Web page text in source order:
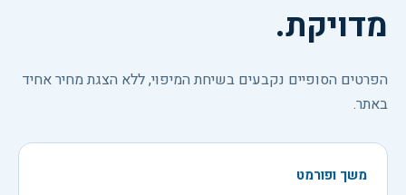
מדויקת.
הפרטים הסופיים נקבעים בשיחת המיפוי, ללא הצגת מחיר אחיד
באתר.
משך ופורמט